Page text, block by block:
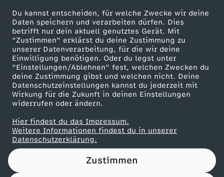
Du kannst entscheiden, für welche Zwecke wir deine
Daten speichern und verarbeiten dürfen. Dies
betrifft nur dein aktuell genutztes Gerät. Mit
"Zustimmen" erklärst du deine Zustimmung zu
unserer Datenverarbeitung, für die wir deine
Einwilligung benötigen. Oder du legst unter
"Einstellungen/Ablehnen" fest, welchen Zwecken du
deine Zustimmung gibst und welchen nicht. Deine
Datenschutzeinstellungen kannst du jederzeit mit
Wirkung für die Zukunft in deinen Einstellungen
widerrufen oder ändern.
Hier findest du das Impressum.
Weitere Informationen findest du in unserer
Datenschutzerklärung.
Zustimmen
ZDF goes Schule
Werbefernsehen
Mainzelmännchen
Partner